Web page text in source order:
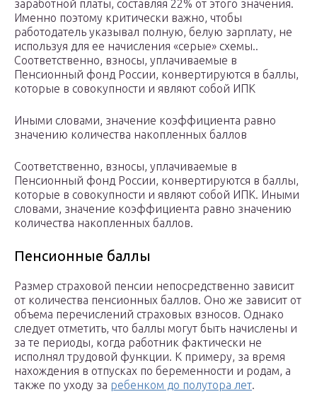
заработной платы, составляя 22% от этого значения.
Именно поэтому критически важно, чтобы
работодатель указывал полную, белую зарплату, не
используя для ее начисления «серые» схемы..
Соответственно, взносы, уплачиваемые в
Пенсионный фонд России, конвертируются в баллы,
которые в совокупности и являют собой ИПК
Иными словами, значение коэффициента равно
значению количества накопленных баллов
Соответственно, взносы, уплачиваемые в
Пенсионный фонд России, конвертируются в баллы,
которые в совокупности и являют собой ИПК. Иными
словами, значение коэффициента равно значению
количества накопленных баллов.
Пенсионные баллы
Размер страховой пенсии непосредственно зависит
от количества пенсионных баллов. Оно же зависит от
объема перечислений страховых взносов. Однако
следует отметить, что баллы могут быть начислены и
за те периоды, когда работник фактически не
исполнял трудовой функции. К примеру, за время
нахождения в отпусках по беременности и родам, а
также по уходу за ребенком до полутора лет.